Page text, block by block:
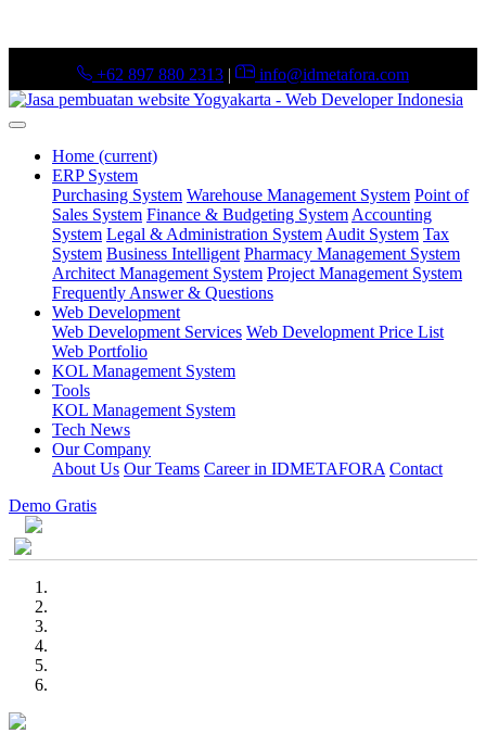
+62 897 880 2313 | info@idmetafora.com
Home (current)
ERP System
Purchasing System Warehouse Management System Point of
Sales System Finance & Budgeting System Accounting
System Legal & Administration System Audit System Tax
System Business Intelligent Pharmacy Management System
Architect Management System Project Management System
Frequently Answer & Questions
Web Development
Web Development Services Web Development Price List
Web Portfolio
KOL Management System
Tools
KOL Management System
Tech News
Our Company
About Us Our Teams Career in IDMETAFORA Contact
Demo Gratis